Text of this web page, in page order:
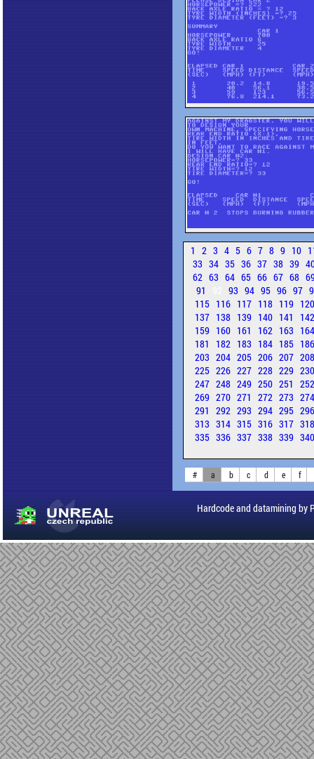
1 2 3 4 5 6 7 8 9 10
33 34 35 36 37 38 39
62 63 64 65 66 67 68
91
93 94 95 96 97
115 116 117 118 119
137 138 139 140 141
159 160 161 162 163
181
182 183 184 185
203 204 205 206 207
225 226 227 228 229
247 248 249 250 251
269 270 271 272 273
291 292 293 294 295
313 314 315 316 317
335 336 337 338 339
# a b c d e f
Hardcode and datamining by